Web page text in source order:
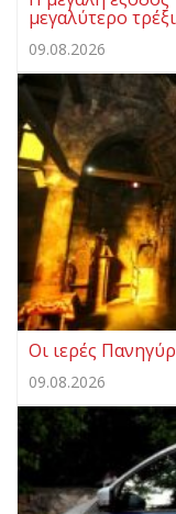
μεγαλύτερο
09.08.2026
Οι ιερές
09.08.2026